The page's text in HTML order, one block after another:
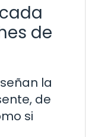
de
la
de
si